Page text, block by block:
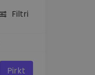
Filtri
Pirkt